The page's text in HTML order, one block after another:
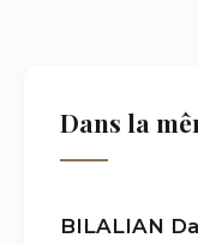
Dans la
BILALIAN